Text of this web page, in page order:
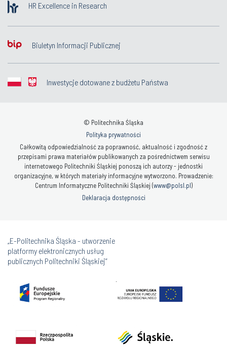
HR Excellence in Research
Biuletyn Informacji Publicznej
Inwestycje dotowane z budżetu Państwa
© Politechnika Śląska
Polityka prywatności
Całkowitą odpowiedzialność za poprawność, aktualność i zgodność z
przepisami prawa materiałów publikowanych za pośrednictwem serwisu
internetowego Politechniki Śląskiej ponoszą ich autorzy - jednostki
organizacyjne, w których materiały informacyjne wytworzono. Prowadzenie:
Centrum Informatyczne Politechniki Śląskiej (www@polsl.pl)
Deklaracja dostępności
„E-Politechnika Śląska - utworzenie
platformy elektronicznych usług
publicznych Politechniki Śląskiej”